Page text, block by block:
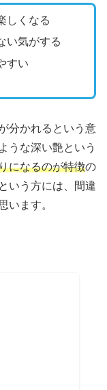
しくなる
い気がする
すい
分かれるという意
うな深い艶という
になるのが特徴の
いう方には、間違
います。